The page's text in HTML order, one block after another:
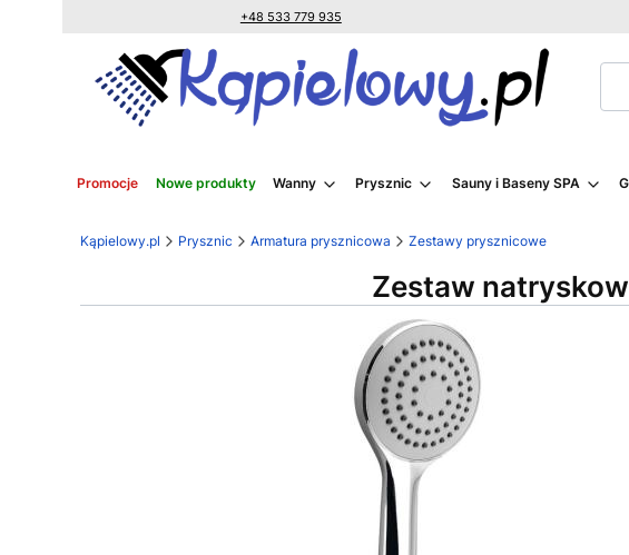
+48 533 779 935
Promocje Nowe produkty Wanny Prysznic Sauny i Baseny SPA
Kąpielowy.pl Prysznic Armatura prysznicowa Zestawy prysznicowe
Zestaw